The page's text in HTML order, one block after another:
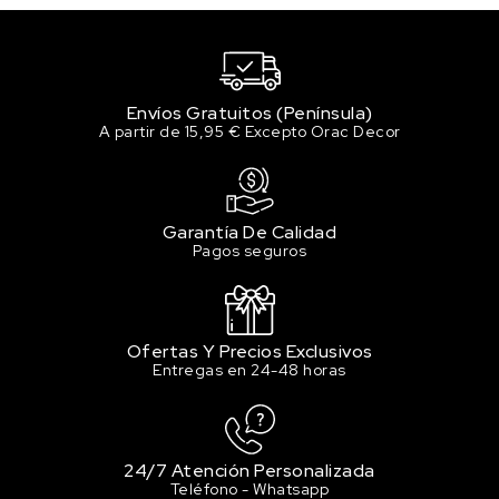
135 PRUSSIAN BLUE / AZUL DE PRUSIA
3.96 €
Sin stock
137 PERMANENT BLUE /
AZUL PERMANENTE
142 PRIMARY CYAN / AZUL
2 en stock
Envíos Gratuitos (Península)
A partir de 15,95 € Excepto Orac Decor
Garantía De Calidad
Pagos seguros
Ofertas Y Precios Exclusivos
Entregas en 24-48 horas
24/7 Atención Personalizada
Teléfono - Whatsapp